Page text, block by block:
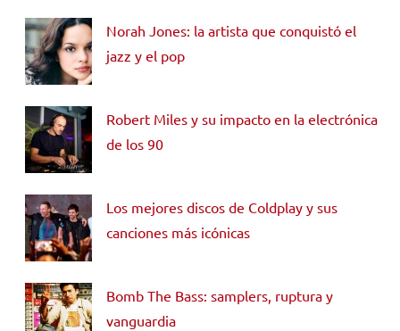
Norah Jones: la artista que conquistó el
jazz y el pop
Robert Miles y su impacto en la electrónica
de los 90
Los mejores discos de Coldplay y sus
canciones más icónicas
Bomb The Bass: samplers, ruptura y
vanguardia